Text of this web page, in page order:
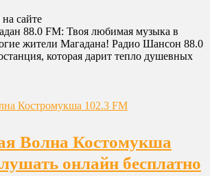
сайте
88.0 FM: Твоя любимая музыка в
жители Магадана! Радио Шансон 88.0
которая дарит тепло душевных
Волна Костомукша
онлайн бесплатно